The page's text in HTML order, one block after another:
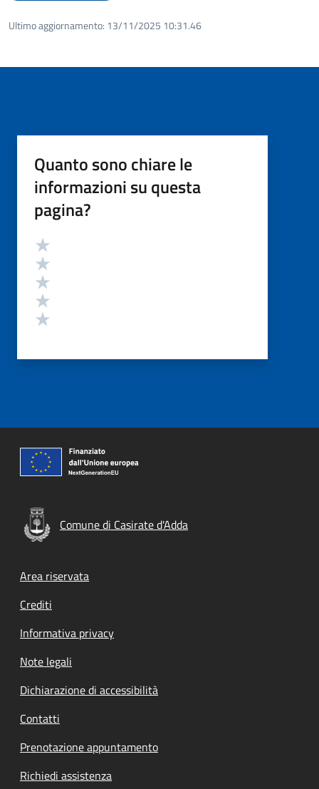
Ultimo aggiornamento: 13/11/2025 10:31.46
Quanto sono chiare le
informazioni su questa
pagina?
Valutazione
Comune di Casirate d'Adda
Footer menu
Area riservata
Crediti
Informativa privacy
Note legali
Dichiarazione di accessibilità
Contatti
Prenotazione appuntamento
Richiedi assistenza